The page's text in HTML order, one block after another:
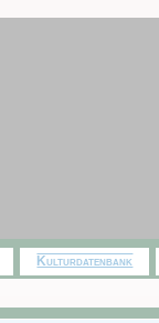
Kulturdatenbank